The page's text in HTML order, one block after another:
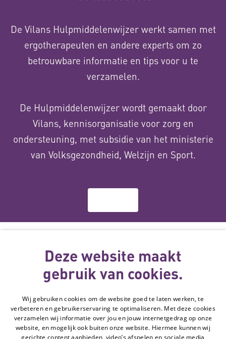
De Vilans Hulpmiddelenwijzer werkt samen met
ergotherapeuten en andere experts om zo
betrouwbare informatie en tips voor u te
verzamelen.
De Hulpmiddelenwijzer wordt gemaakt door
Vilans, kennisorganisatie voor zorg en
ondersteuning, met subsidie van het ministerie
van Volksgezondheid, Welzijn en Sport.
wordt gemaakt
met subsidie
van
Volg de Hulpmiddelenwijzer: Ga naar de
Deze website maakt
gebruik van cookies.
Wij gebruiken cookies om de website goed te laten werken, te
verbeteren en gebruikerservaring te optimaliseren. Met deze cookies
verzamelen wij informatie over jou en jouw internetgedrag op onze
website, en mogelijk ook buiten onze website. Hiermee kunnen wij
gerichte content aanbieden, video’s afspelen en sociale media